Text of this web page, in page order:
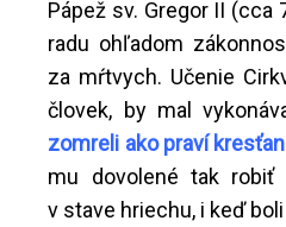
Pápež sv. Gregor II (cca
radu ohľadom
za mŕtvych. Učenie
človek, by mal
zomreli ako praví
mu dovolené tak
v stave hriechu, i keď